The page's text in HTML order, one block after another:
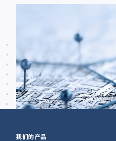
我们的产品